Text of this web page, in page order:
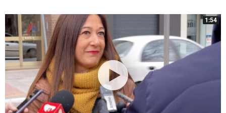
1:54